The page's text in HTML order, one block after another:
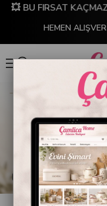
💥 BU FIRSAT
HEMEN